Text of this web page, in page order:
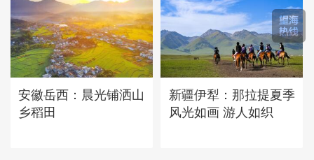
安徽岳西：晨光铺洒山
乡稻田
新疆伊犁：那拉提夏季
风光如画 游人如织